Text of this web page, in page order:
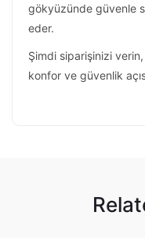
gökyüzünde güvenle
eder.
Şimdi siparişinizi
konfor ve güvenlik